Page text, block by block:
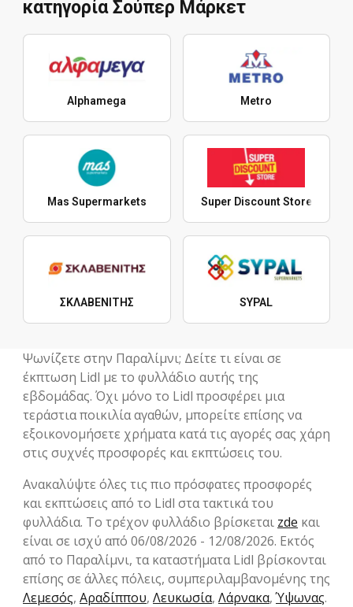
κατηγορία Σούπερ Μάρκετ
Alphamega Metro
Mas Supermarkets Super Discount Store
ΣΚΛΑΒΕΝΙΤΗΣ SYPAL
Ψωνίζετε στην Παραλίμνι; Δείτε τι είναι σε
έκπτωση Lidl με το φυλλάδιο αυτής της
εβδομάδας. Όχι μόνο το Lidl προσφέρει μια
τεράστια ποικιλία αγαθών, μπορείτε επίσης να
εξοικονομήσετε χρήματα κατά τις αγορές σας χάρη
στις συχνές προσφορές και εκπτώσεις του.
Ανακαλύψτε όλες τις πιο πρόσφατες προσφορές
και εκπτώσεις από το Lidl στα τακτικά του
φυλλάδια. Το τρέχον φυλλάδιο βρίσκεται zde και
είναι σε ισχύ από 06/08/2026 - 12/08/2026. Εκτός
από το Παραλίμνι, τα καταστήματα Lidl βρίσκονται
επίσης σε άλλες πόλεις, συμπεριλαμβανομένης της
Λεμεσός, Αραδίππου, Λευκωσία, Λάρνακα,Ύψωνας.